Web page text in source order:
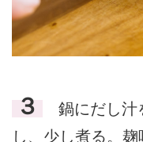
３ 鍋にだし汁
し、少し煮る。麹